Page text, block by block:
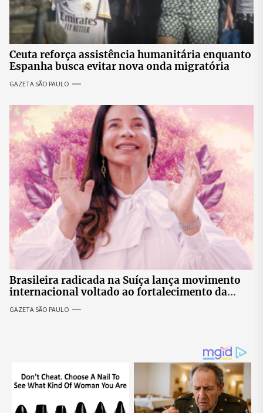
Ceuta reforça assistência humanitária enquanto
Espanha busca evitar nova onda migratória
GAZETA SÃO PAULO
Brasileira radicada na Suíça lança movimento
internacional voltado ao fortalecimento da
identidade feminina
GAZETA SÃO PAULO